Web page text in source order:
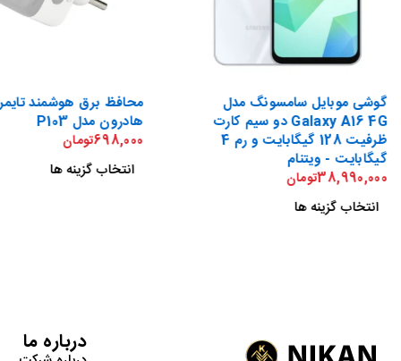
گوشی موبایل سامسونگ مدل
Galaxy A16 4G دو سیم کارت
ظرفیت 128 گیگابایت و رم 4
گیگابایت - ویتنام
38,990,000تومان
انتخاب گزینه ها
محافظ برق هوشمند
هادرون مدل P103
698,000تومان
انتخاب گزینه ها
درباره ما